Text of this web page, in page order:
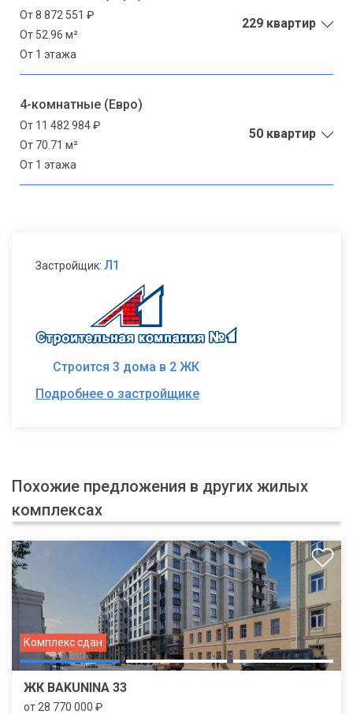
От 8 872 551 ₽
От 52.96 м²
От 1 этажа
229 квартир
4-комнатные (Евро)
От 11 482 984 ₽
От 70.71 м²
От 1 этажа
50 квартир
Застройщик: Л1
Строится 3 дома в 2 ЖК
Подробнее о застройщике
Похожие предложения в других жилых
комплексах
Комплекс сдан
ЖК BAKUNINA 33
от 28 770 000 ₽